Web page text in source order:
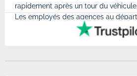
rapidement après un tour du
Les employés des agences au